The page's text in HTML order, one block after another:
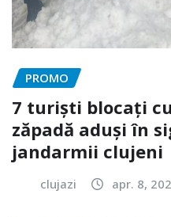
PROMO
7 turiști blocați
zăpadă aduși în
jandarmii clujeni
clujazi apr. 8,